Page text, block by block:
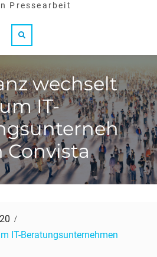
Pressearbeit
wechselt
IT-
Convista
20
IT-Beratungsunternehmen